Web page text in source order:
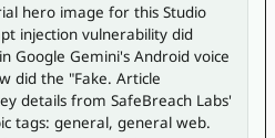
hero image for this Studio
injection vulnerability did
Google Gemini's Android voice
did the "Fake. Article
details from SafeBreach Labs'
tags: general, general web.